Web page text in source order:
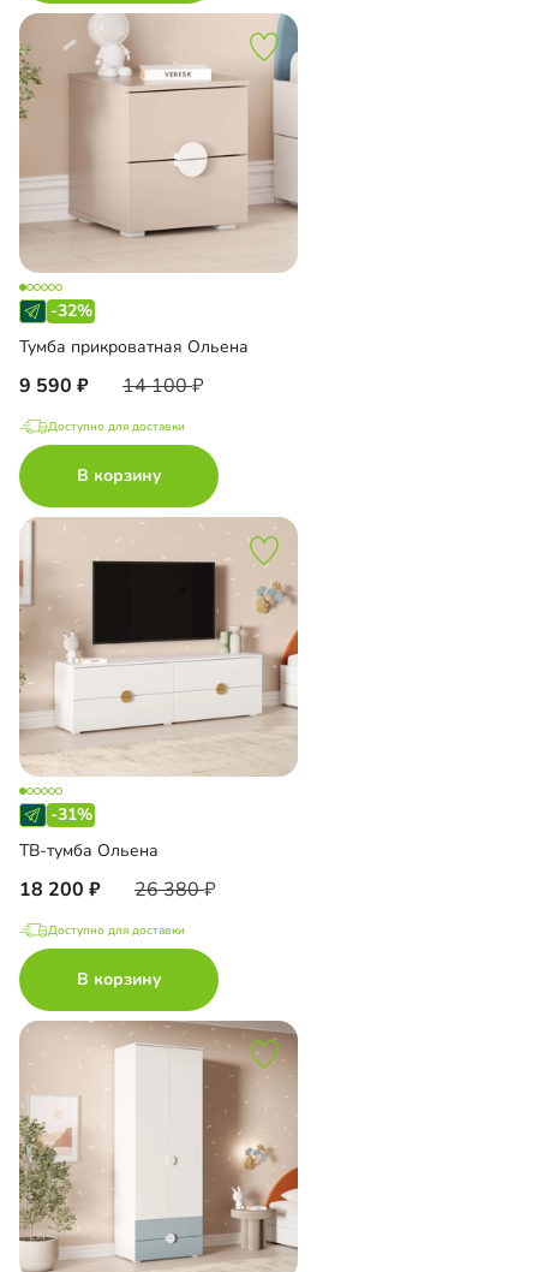
-32%
Тумба прикроватная Ольена
9 590 14 100
Доступно для доставки
В корзину
-31%
ТВ-тумба Ольена
18 200 26 380
Доступно для доставки
В корзину